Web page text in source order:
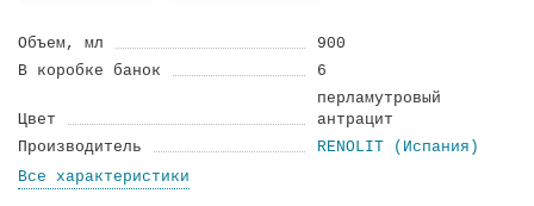
Объем, мл
900
В коробке банок
6
Цвет
перламутровый
антрацит
Производитель
RENOLIT (Испания)
Все характеристики